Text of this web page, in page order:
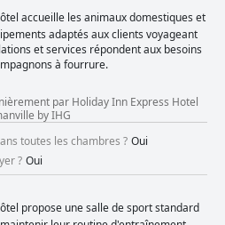
aux commodités de l'hôtel et à
fait un choix privilégié parmi les
d'options, notamment des plats chauds
et du bacon, ainsi que des fruits frais et
reçoit des mentions notables pour sa
d'amélioration, l'espace petit-
pour leur propreté, leur espace et
sont particulièrement mis en avant
séjour reposant. Les équipements
bien entretenues améliorent encore la
accueille les animaux domestiques et
adaptés aux clients voyageant
et services répondent aux besoins
à fourrure.
par Holiday Inn Express Hotel
by IHG
toutes les chambres ? Oui
? Oui
propose une salle de sport standard